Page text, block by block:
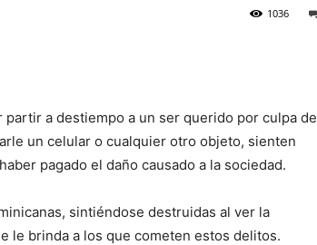
1036
a destiempo a un ser querido por culpa de
un celular o cualquier otro objeto, sienten
pagado el daño causado a la sociedad.
sintiéndose destruidas al ver la
le brinda a los que cometen estos delitos.